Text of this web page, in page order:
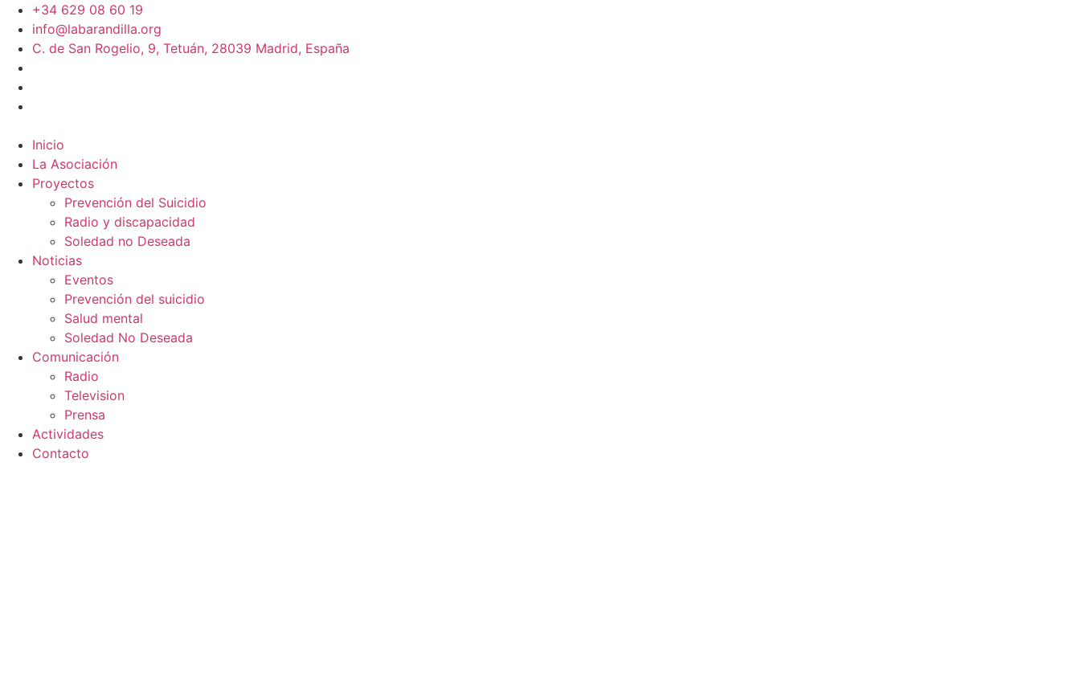
+34 629 08 60 19
info@labarandilla.org
C. de San Rogelio, 9, Tetuán, 28039 Madrid, España
Inicio
La Asociación
Proyectos
Prevención del Suicidio
Radio y discapacidad
Soledad no Deseada
Noticias
Eventos
Prevención del suicidio
Salud mental
Soledad No Deseada
Comunicación
Radio
Television
Prensa
Actividades
Contacto